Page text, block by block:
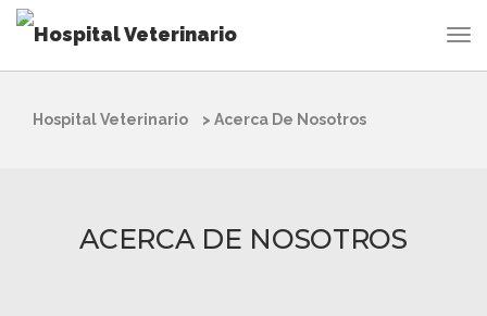
Hospital Veterinario > Acerca De Nosotros
ACERCA DE NOSOTROS